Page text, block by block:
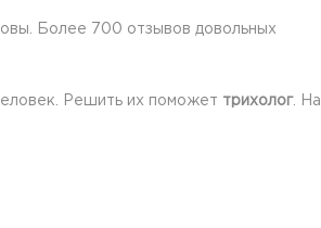
Более 700 отзывов довольных
Решить их поможет трихолог. На